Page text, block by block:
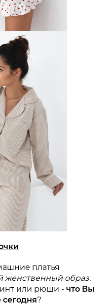
платья
женственный образ.
или рюши - что Вы
?